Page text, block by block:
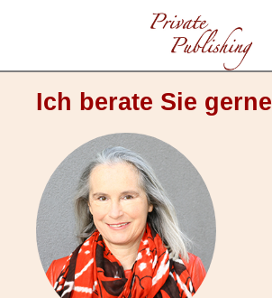
Ich berate Sie gerne